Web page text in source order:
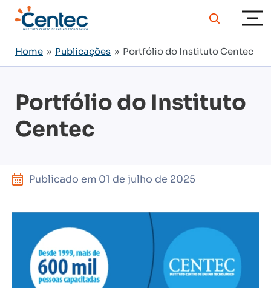
Home » Publicações » Portfólio do Instituto Centec
Portfólio do Instituto
Centec
Publicado em 01 de julho de 2025